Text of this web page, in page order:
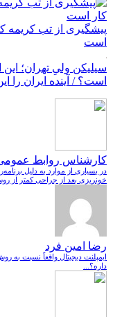
پیشگیری از تب کریمه
است
است؟ / آینده ایران را
کارشناس روابط
در بسیاری از موارد به دلیل
خونریزی بعد از جراحی کمتر از
رضا امین فرد
ایمپلنت دیجیتال واقعاً نسبت به
داره؟...